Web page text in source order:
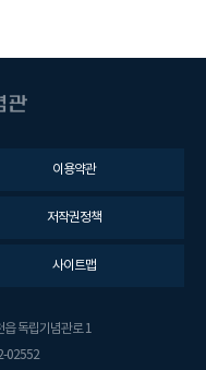
이용약관
저작권정책
사이트맵
읍 독립기념관로 1
02552